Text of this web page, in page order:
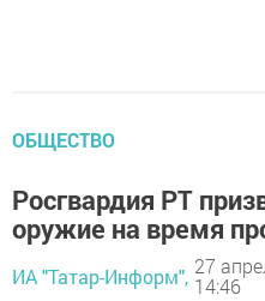
ОБЩЕСТВО
Росгвардия РТ
оружие на время
ИА "Татар-Информ", 27
14:46